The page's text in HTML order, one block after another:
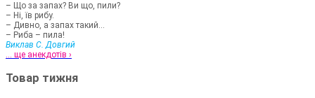
– Що за запах? Ви що, пили?
– Ні, їв рибу.
– Дивно, а запах такий...
– Риба – пила!
Виклав С. Довгий
... ще анекдотів ›
Товар тижня